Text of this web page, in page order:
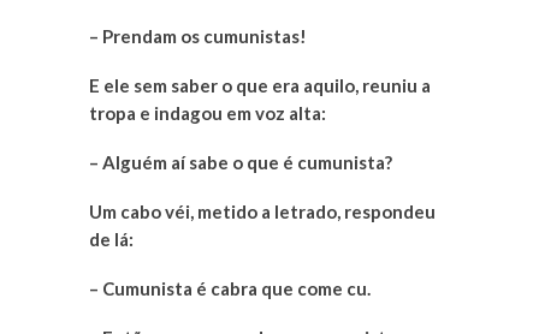
– Prendam os cumunistas!
E ele sem saber o que era aquilo, reuniu a
tropa e indagou em voz alta:
– Alguém aí sabe o que é cumunista?
Um cabo véi, metido a letrado, respondeu
de lá:
– Cumunista é cabra que come cu.